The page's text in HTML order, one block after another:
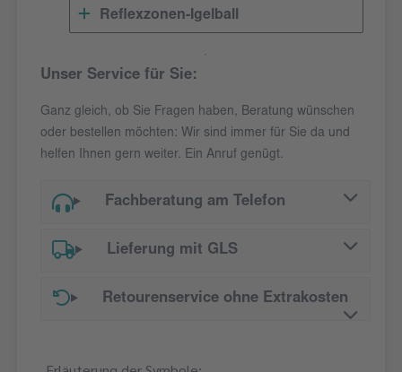
Reflexzonen-Igelball
Unser Service für Sie:
Ganz gleich, ob Sie Fragen haben, Beratung wünschen
oder bestellen möchten: Wir sind immer für Sie da und
helfen Ihnen gern weiter. Ein Anruf genügt.
Fachberatung am Telefon
Lieferung mit GLS
Retourenservice ohne Extrakosten